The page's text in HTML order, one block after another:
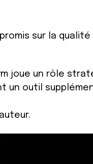
sur la
joue un rôle
un outil